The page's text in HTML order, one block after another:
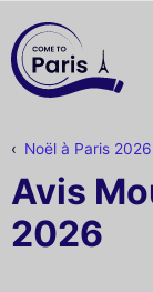
Noël à Paris 2026
Avis
2026